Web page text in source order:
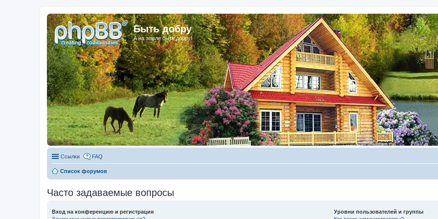
Быть добру
А на земле быть добру!
Ссылки FAQ
Список форумов
Часто задаваемые вопросы
Вход на конференцию и регистрация
Уровни пользователей и группы